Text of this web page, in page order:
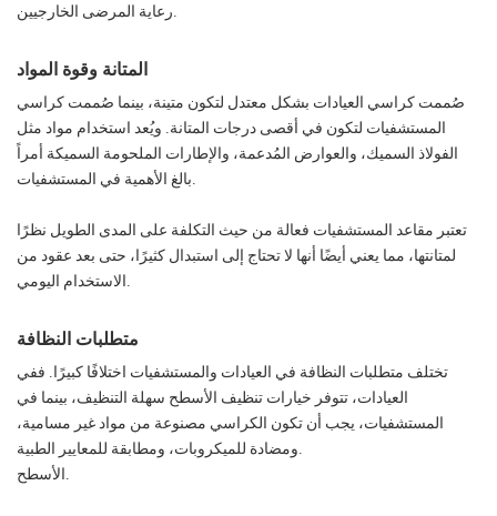
رعاية المرضى الخارجيين.
المتانة وقوة المواد
صُممت كراسي العيادات بشكل معتدل لتكون متينة، بينما صُممت كراسي
المستشفيات لتكون في أقصى درجات المتانة. ويُعد استخدام مواد مثل
الفولاذ السميك، والعوارض المُدعمة، والإطارات الملحومة السميكة أمراً
بالغ الأهمية في المستشفيات.
تعتبر مقاعد المستشفيات فعالة من حيث التكلفة على المدى الطويل نظرًا
لمتانتها، مما يعني أيضًا أنها لا تحتاج إلى استبدال كثيرًا، حتى بعد عقود من
الاستخدام اليومي.
متطلبات النظافة
تختلف متطلبات النظافة في العيادات والمستشفيات اختلافًا كبيرًا. ففي
العيادات، تتوفر خيارات تنظيف الأسطح سهلة التنظيف، بينما في
المستشفيات، يجب أن تكون الكراسي مصنوعة من مواد غير مسامية،
ومضادة للميكروبات، ومطابقة للمعايير الطبية.
الأسطح.